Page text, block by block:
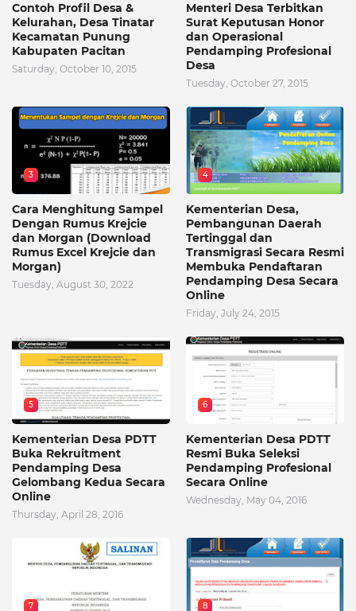
Contoh Profil Desa &
Kelurahan, Desa Tinatar
Kecamatan Punung
Kabupaten Pacitan
Saturday, October 10, 2015
Menteri Desa Terbitkan
Surat Keputusan Honor
dan Operasional
Pendamping Profesional
Desa
Tuesday, October 27, 2015
3
Cara Menghitung Sampel
Dengan Rumus Krejcie
dan Morgan (Download
Rumus Excel Krejcie dan
Morgan)
Tuesday, August 30, 2022
4
Kementerian Desa,
Pembangunan Daerah
Tertinggal dan
Transmigrasi Secara Resmi
Membuka Pendaftaran
Pendamping Desa Secara
Online
Friday, July 24, 2015
5
Kementerian Desa PDTT
Buka Rekruitment
Pendamping Desa
Gelombang Kedua Secara
Online
Thursday, April 28, 2016
6
Kementerian Desa PDTT
Resmi Buka Seleksi
Pendamping Profesional
Secara Online
Wednesday, May 04, 2016
7 8